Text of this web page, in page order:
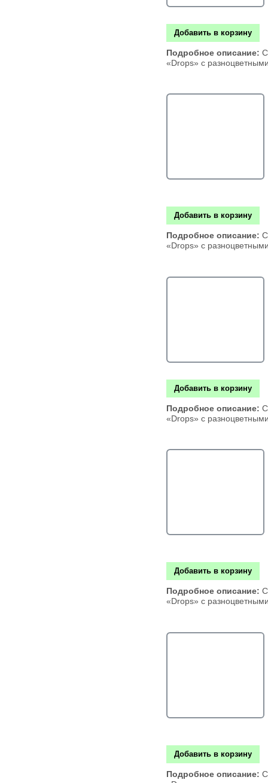
Добавить в корзину
Подробное описание:
«Drops» с
Добавить в корзину
Подробное описание:
«Drops» с
Добавить в корзину
Подробное описание:
«Drops» с
Добавить в корзину
Подробное описание:
«Drops» с
Добавить в корзину
Подробное описание: